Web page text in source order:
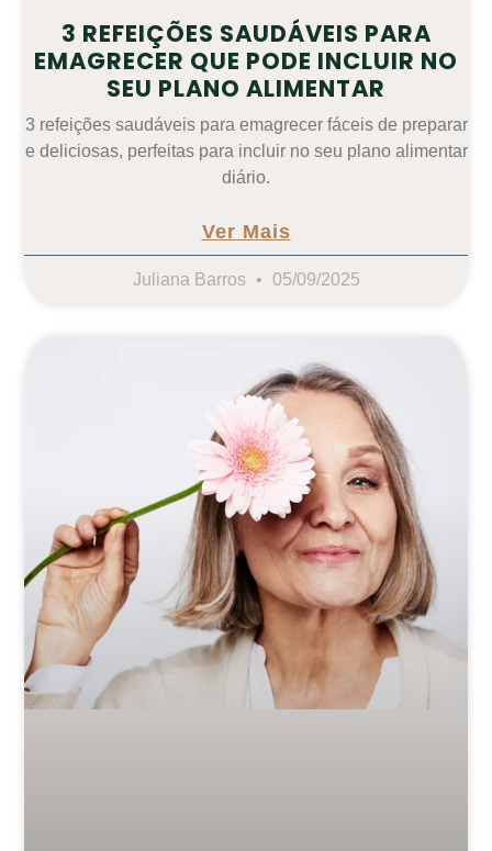
3 REFEIÇÕES SAUDÁVEIS PARA
EMAGRECER QUE PODE INCLUIR NO
SEU PLANO ALIMENTAR
3 refeições saudáveis para emagrecer fáceis de preparar
e deliciosas, perfeitas para incluir no seu plano alimentar
diário.
Ver Mais
Juliana Barros 05/09/2025